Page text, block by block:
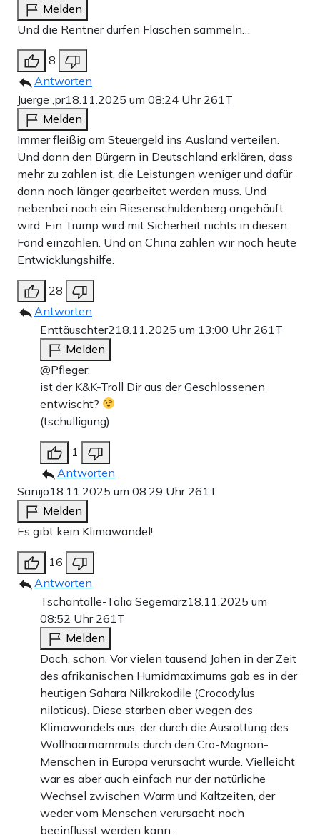
Melden
Und die Rentner dürfen Flaschen sammeln…
8
Antworten
Juerge ,pr18.11.2025 um 08:24 Uhr 261T
Melden
Immer fleißig am Steuergeld ins Ausland verteilen.
Und dann den Bürgern in Deutschland erklären, dass
mehr zu zahlen ist, die Leistungen weniger und dafür
dann noch länger gearbeitet werden muss. Und
nebenbei noch ein Riesenschuldenberg angehäuft
wird. Ein Trump wird mit Sicherheit nichts in diesen
Fond einzahlen. Und an China zahlen wir noch heute
Entwicklungshilfe.
28
Antworten
Enttäuschter2 18.11.2025 um 13:00 Uhr 261T
Melden
@Pfleger:
ist der K&K-Troll Dir aus der Geschlossenen
entwischt?
(tschulligung)
1
Antworten
Sanijo18.11.2025 um 08:29 Uhr 261T
Melden
Es gibt kein Klimawandel!
16
Antworten
Tschantalle-Talia Segemarz18.11.2025 um
08:52 Uhr 261T
Melden
Doch, schon. Vor vielen tausend Jahen in der Zeit
des afrikanischen Humidmaximums gab es in der
heutigen Sahara Nilkrokodile (Crocodylus
niloticus). Diese starben aber wegen des
Klimawandels aus, der durch die Ausrottung des
Wollhaarmammuts durch den Cro-Magnon-
Menschen in Europa verursacht wurde. Vielleicht
war es aber auch einfach nur der natürliche
Wechsel zwischen Warm und Kaltzeiten, der
weder vom Menschen verursacht noch
beeinflusst werden kann.